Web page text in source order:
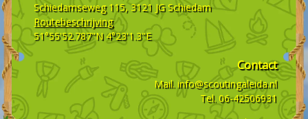
Schiedamseweg 115, 3121 JG Schiedam
Routebeschrijving
51°55'52.787"N 4°23'1.3"E
Contact
Mail. info@scoutingaleida.nl
Tel. 06-42506931